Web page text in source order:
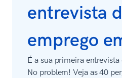
entrevista
emprego
É a sua primeira
No problem! Veja as 40